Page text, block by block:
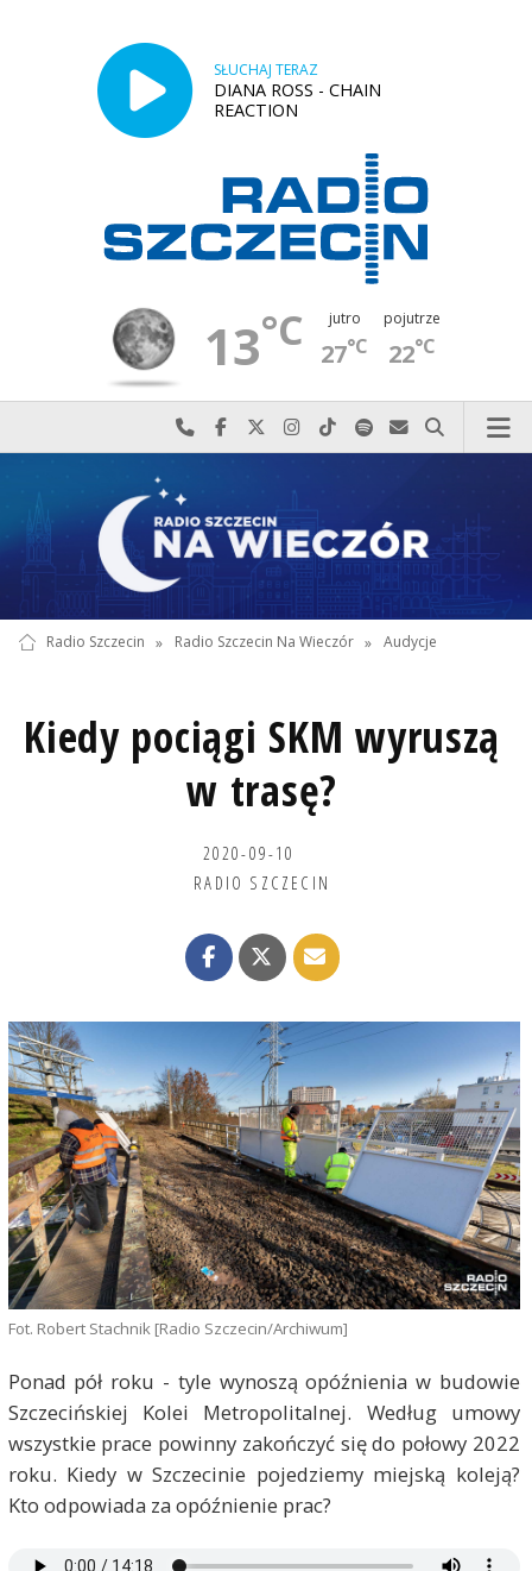
SŁUCHAJ TERAZ
DIANA ROSS - CHAIN
REACTION
13°C jutro
27°C
pojutrze
22°C
Najlepiej po prostu do nas zadzwoń
Odwiedź nas na Facebook-u
Odwiedź nas na X
Odwiedź nas na Instagram-ie
Odwiedź nas na TikTok-u
Szukaj nas na Spotify
Wyślij do nas
Szukaj
Radio Szczecin » Radio Szczecin Na Wieczór » Audycje
Kiedy pociągi SKM wyruszą
w trasę?
2020-09-10
RADIO SZCZECIN
Fot. Robert Stachnik [Radio Szczecin/Archiwum]
Ponad pół roku - tyle wynoszą opóźnienia w budowie
Szczecińskiej Kolei Metropolitalnej. Według umowy
wszystkie prace powinny zakończyć się do połowy 2022
roku. Kiedy w Szczecinie pojedziemy miejską koleją?
Kto odpowiada za opóźnienie prac?